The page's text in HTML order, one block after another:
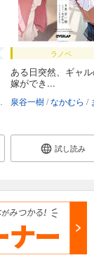
Nardack
ラノベ
ある日突然、ギャ
嫁ができ...
泉谷一樹 なかむら
試し読み